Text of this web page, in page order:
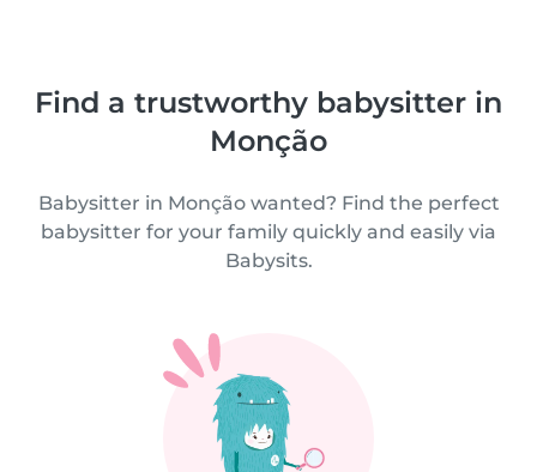
Find a trustworthy babysitter in
Monção
Babysitter in Monção wanted? Find the perfect
babysitter for your family quickly and easily via
Babysits.